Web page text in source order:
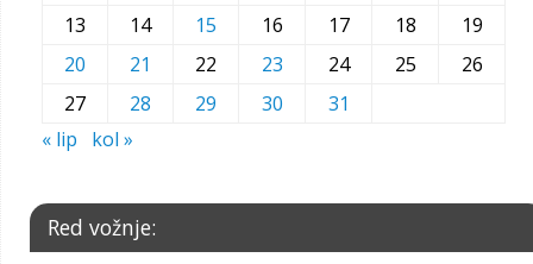
13
14 15 16 17 18
19
20
21 22 23 24 25
26
27
28 29 30
31
« lip
kol »
Red vožnje: